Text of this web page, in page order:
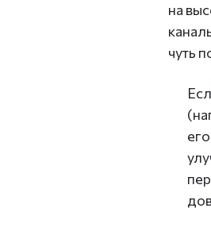
на
чуть